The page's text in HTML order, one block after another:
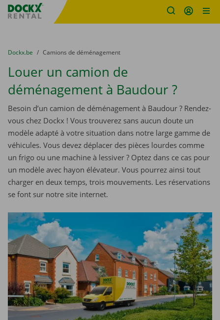
sitename
You are here:
du
Dockx.be to
Camions de déménagement
Louer un camion de
déménagement à Baudour ?
Besoin d’un camion de déménagement à Baudour ? Rendez-
vous chez Dockx ! Vous trouverez sans aucun doute un
modèle adapté à votre situation dans notre large gamme de
véhicules. Vous devez déplacer des pièces lourdes comme
un frigo ou une machine à lessiver ? Optez dans ce cas pour
un modèle avec hayon élévateur. Vous pourrez ainsi tout
charger en deux temps, trois mouvements. Les réservations
se font sur notre site internet.